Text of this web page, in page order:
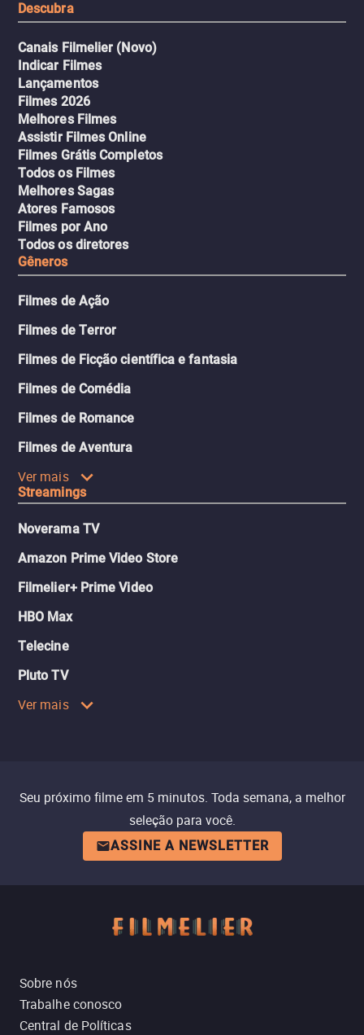
Descubra
Canais Filmelier (Novo)
Indicar Filmes
Lançamentos
Filmes 2026
Melhores Filmes
Assistir Filmes Online
Filmes Grátis Completos
Todos os Filmes
Melhores Sagas
Atores Famosos
Filmes por Ano
Todos os diretores
Gêneros
Filmes de Ação
Filmes de Terror
Filmes de Ficção científica e fantasia
Filmes de Comédia
Filmes de Romance
Filmes de Aventura
Ver mais
Streamings
Noverama TV
Amazon Prime Video Store
Filmelier+ Prime Video
HBO Max
Telecine
Pluto TV
Ver mais
Seu próximo filme em 5 minutos. Toda semana, a melhor
seleção para você.
ASSINE A NEWSLETTER
Sobre nós
Trabalhe conosco
Central de Políticas